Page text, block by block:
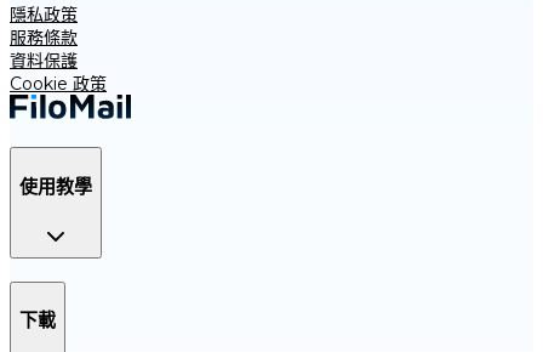
隱私政策
服務條款
資料保護
Cookie 政策
使用教學
下載